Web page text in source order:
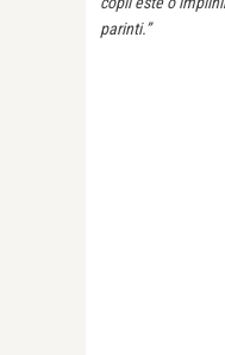
parinti.”